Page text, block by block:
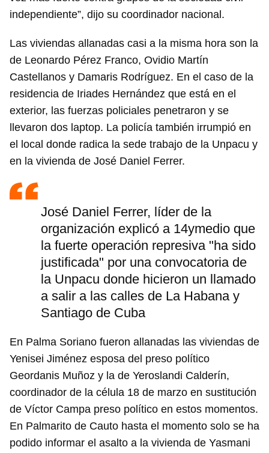
independiente”, dijo su coordinador nacional.
Las viviendas allanadas casi a la misma hora son la
de Leonardo Pérez Franco, Ovidio Martín
Castellanos y Damaris Rodríguez. En el caso de la
residencia de Iriades Hernández que está en el
exterior, las fuerzas policiales penetraron y se
llevaron dos laptop. La policía también irrumpió en
el local donde radica la sede trabajo de la Unpacu y
en la vivienda de José Daniel Ferrer.
José Daniel Ferrer, líder de la
organización explicó a 14ymedio que
la fuerte operación represiva "ha sido
justificada" por una convocatoria de
la Unpacu donde hicieron un llamado
a salir a las calles de La Habana y
Santiago de Cuba
En Palma Soriano fueron allanadas las viviendas de
Yenisei Jiménez esposa del preso político
Geordanis Muñoz y la de Yeroslandi Calderín,
coordinador de la célula 18 de marzo en sustitución
de Víctor Campa preso político en estos momentos.
En Palmarito de Cauto hasta el momento solo se ha
podido informar el asalto a la vivienda de Yasmani